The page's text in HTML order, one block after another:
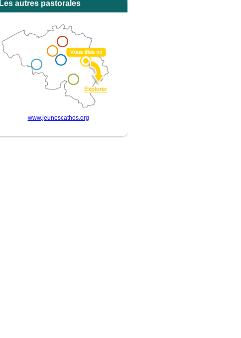
Les autres pastorales
www.jeunescathos.org